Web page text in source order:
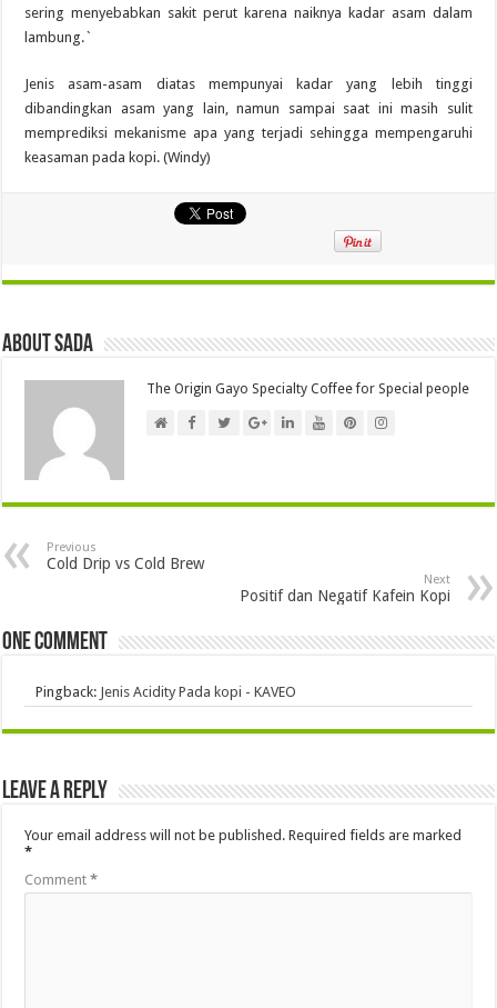
sering menyebabkan sakit perut karena naiknya kadar asam dalam
lambung.`
Jenis asam-asam diatas mempunyai kadar yang lebih tinggi
dibandingkan asam yang lain, namun sampai saat ini masih sulit
memprediksi mekanisme apa yang terjadi sehingga mempengaruhi
keasaman pada kopi. (Windy)
About Sada
The Origin Gayo Specialty Coffee for Special people
Previous
Cold Drip vs Cold Brew
Next
Positif dan Negatif Kafein Kopi
One comment
Pingback: Jenis Acidity Pada kopi - KAVEO
Leave a Reply
Your email address will not be published. Required fields are marked
*
Comment*